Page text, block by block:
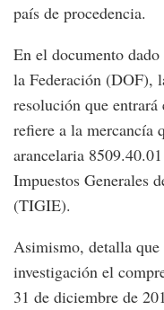
país de procedencia.
En el documento
la Federación (DOF),
resolución que
refiere a la mercancía
arancelaria
Impuestos Generales
(TIGIE).
Asimismo, detalla
investigación el
31 de diciembre de